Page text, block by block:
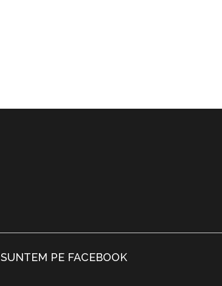
SUNTEM PE FACEBOOK